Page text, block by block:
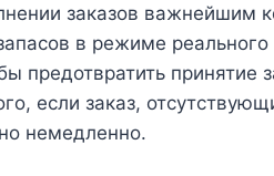
заказов важнейшим
в режиме
предотвратить принятие
если заказ,
немедленно.